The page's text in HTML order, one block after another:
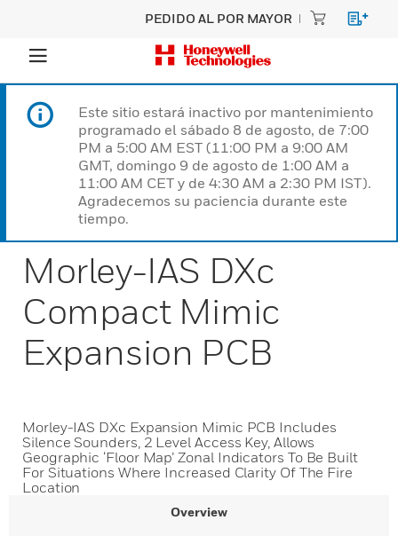
PEDIDO AL POR MAYOR
Este sitio estará inactivo por mantenimiento
programado el sábado 8 de agosto, de 7:00
PM a 5:00 AM EST (11:00 PM a 9:00 AM
GMT, domingo 9 de agosto de 1:00 AM a
11:00 AM CET y de 4:30 AM a 2:30 PM IST).
Agradecemos su paciencia durante este
tiempo.
Morley-IAS DXc
Compact Mimic
Expansion PCB
Morley-IAS DXc Expansion Mimic PCB Includes
Silence Sounders, 2 Level Access Key, Allows
Geographic ‘Floor Map’ Zonal Indicators To Be Built
For Situations Where Increased Clarity Of The Fire
Location
Overview